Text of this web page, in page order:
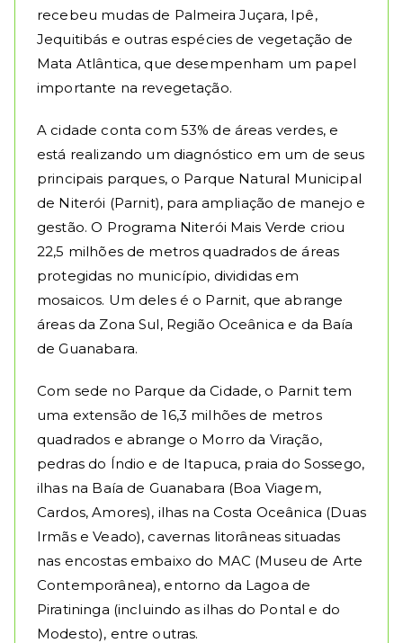
recebeu mudas de Palmeira Juçara, Ipê,
Jequitibás e outras espécies de vegetação de
Mata Atlântica, que desempenham um papel
importante na revegetação.
A cidade conta com 53% de áreas verdes, e
está realizando um diagnóstico em um de seus
principais parques, o Parque Natural Municipal
de Niterói (Parnit), para ampliação de manejo e
gestão. O Programa Niterói Mais Verde criou
22,5 milhões de metros quadrados de áreas
protegidas no município, divididas em
mosaicos. Um deles é o Parnit, que abrange
áreas da Zona Sul, Região Oceânica e da Baía
de Guanabara.
Com sede no Parque da Cidade, o Parnit tem
uma extensão de 16,3 milhões de metros
quadrados e abrange o Morro da Viração,
pedras do Índio e de Itapuca, praia do Sossego,
ilhas na Baía de Guanabara (Boa Viagem,
Cardos, Amores), ilhas na Costa Oceânica (Duas
Irmãs e Veado), cavernas litorâneas situadas
nas encostas embaixo do MAC (Museu de Arte
Contemporânea), entorno da Lagoa de
Piratininga (incluindo as ilhas do Pontal e do
Modesto), entre outras.